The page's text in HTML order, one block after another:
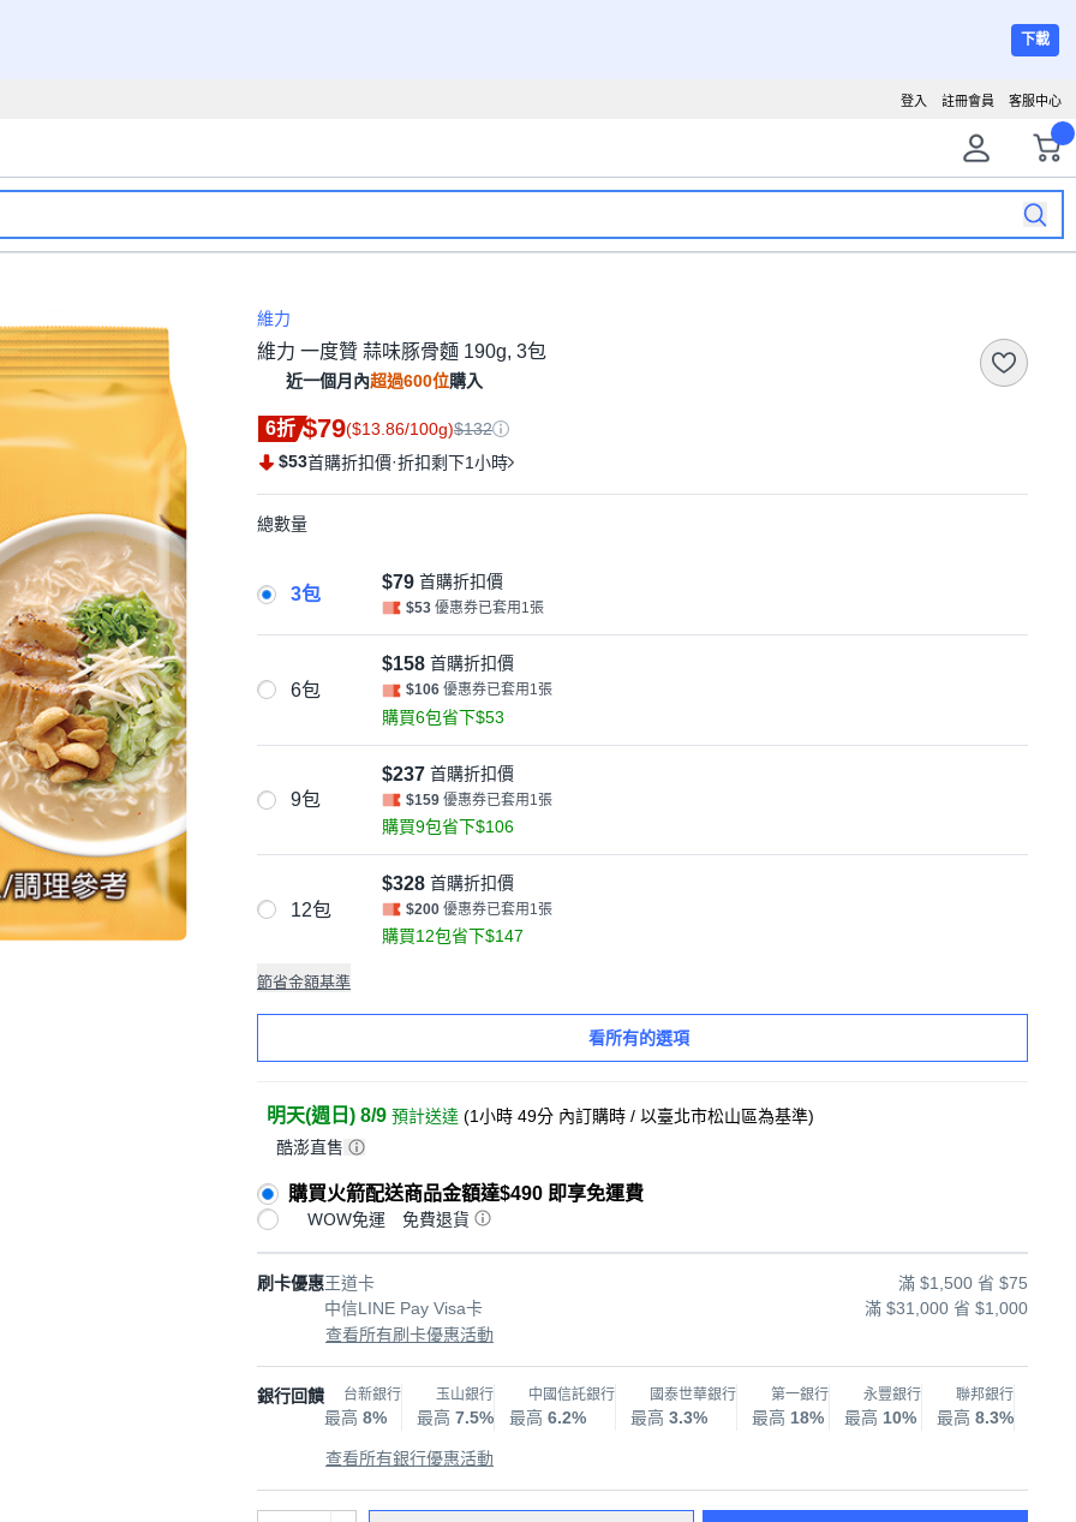
下載
客服中心
註冊會員
登入
維力
維力 一度贊 蒜味豚骨麵 190g, 3包
近一個月內超過600位購入
6折 $79($13.86/100g)$132
$53首購折扣價·折扣剩下1小時
總數量
3包
$79 首購折扣價
$53 優惠券已套用1張
6包
$158 首購折扣價
$106 優惠券已套用1張
購買6包省下$53
9包
$237 首購折扣價
$159 優惠券已套用1張
購買9包省下$106
12包
$328 首購折扣價
$200 優惠券已套用1張
購買12包省下$147
節省金額基準
看所有的選項
明天(週日) 8/9 預計送達 (1小時 49分 內訂購時 / 以臺北市松山區為基準)
酷澎直售
購買火箭配送商品金額達$490 即享免運費
WOW免運 免費退貨
刷卡優惠王道卡
滿 $1,500 省 $75
中信LINE Pay Visa卡
滿 $31,000 省 $1,000
查看所有刷卡優惠活動
銀行回饋 台新銀行
最高 8%
玉山銀行
最高 7.5%
中國信託銀行
最高 6.2%
國泰世華銀行
最高 3.3%
第一銀行
最高 18%
永豐銀行
最高 10%
聯邦銀行
最高 8.3%
查看所有銀行優惠活動